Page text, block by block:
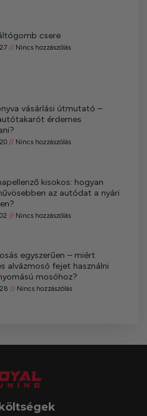
csere
Nincs hozzászólás
vásárlási útmutató –
érdemes
Nincs hozzászólás
kisokos: hogyan
az autódat a nyári
Nincs hozzászólás
egyszerűen – miért
alvázmosó fejet használni
mosóhoz?
Nincs hozzászólás